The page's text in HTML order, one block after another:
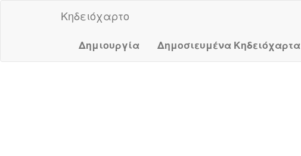
Κηδειόχαρτο
Δημιουργία Δημοσιευμένα Κηδειόχαρτα